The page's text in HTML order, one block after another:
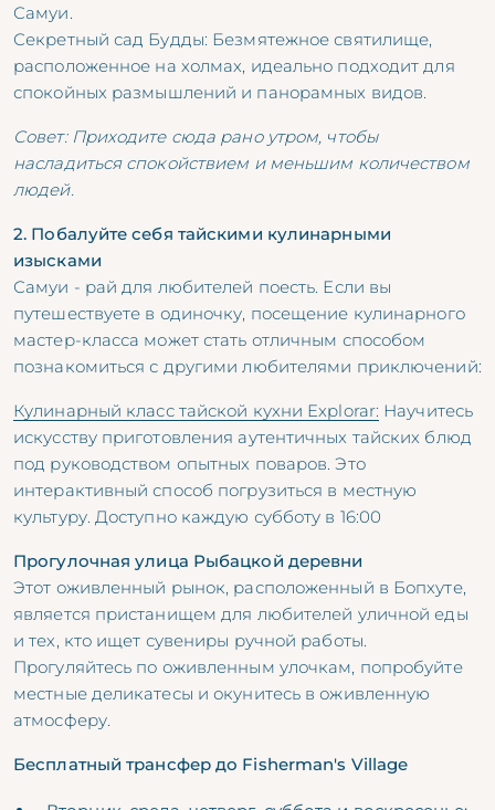
Самуи.
Секретный сад Будды: Безмятежное святилище,
расположенное на холмах, идеально подходит для
спокойных размышлений и панорамных видов.
Совет: Приходите сюда рано утром, чтобы
насладиться спокойствием и меньшим количеством
людей.
2. Побалуйте себя тайскими кулинарными
изысками
Самуи - рай для любителей поесть. Если вы
путешествуете в одиночку, посещение кулинарного
мастер-класса может стать отличным способом
познакомиться с другими любителями приключений:
Кулинарный класс тайской кухни Explorar: Научитесь
искусству приготовления аутентичных тайских блюд
под руководством опытных поваров. Это
интерактивный способ погрузиться в местную
культуру. Доступно каждую субботу в 16:00
Прогулочная улица Рыбацкой деревни
Этот оживленный рынок, расположенный в Бопхуте,
является пристанищем для любителей уличной еды
и тех, кто ищет сувениры ручной работы.
Прогуляйтесь по оживленным улочкам, попробуйте
местные деликатесы и окунитесь в оживленную
атмосферу.
Бесплатный трансфер до Fisherman's Village